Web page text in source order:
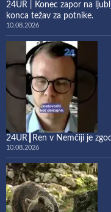
24UR | Konec zapor na
konca težav za potnike.
10.08.2026
24UR┃Ren v Nemčiji je
10.08.2026